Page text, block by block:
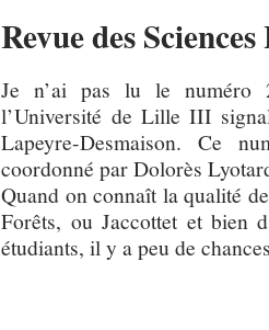
Revue des
Je n’ai pas lu le numéro
l’Université de Lille III
Lapeyre-Desmaison. Ce
coordonné par Dolorès
Quand on connaît la qualité
Forêts, ou Jaccottet et bien
étudiants, il y a peu de